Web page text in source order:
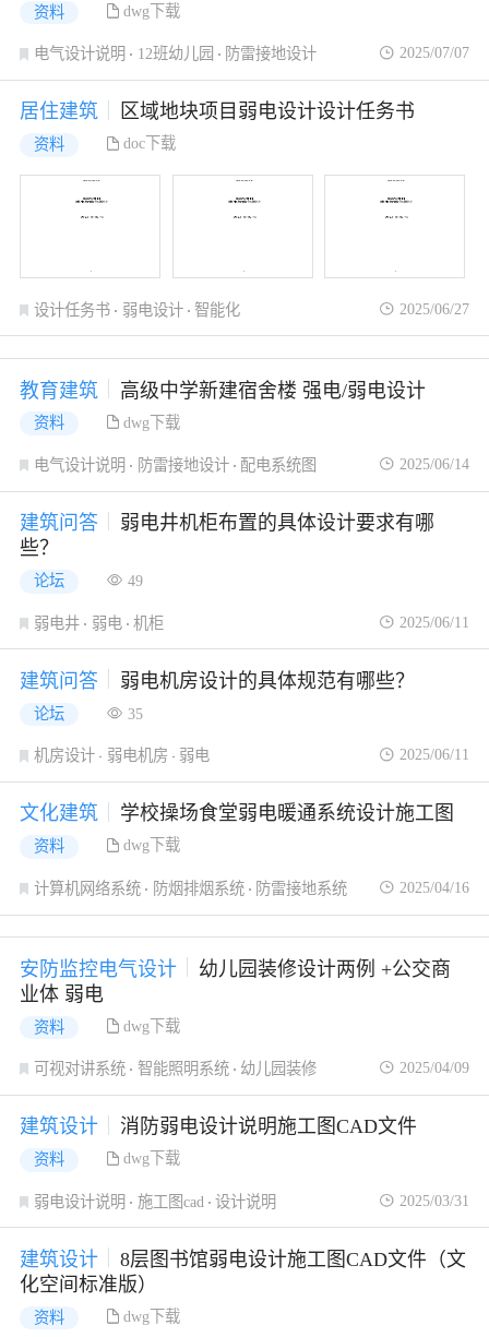
资料 dwg下载
电气设计说明 12班幼儿园 防雷接地设计 2025/07/07
居住建筑 区域地块项目弱电设计设计任务书
资料 doc下载
设计任务书 弱电设计 智能化 2025/06/27
教育建筑 高级中学新建宿舍楼 强电/弱电设计
资料 dwg下载
电气设计说明 防雷接地设计 配电系统图 2025/06/14
建筑问答
弱电井机柜布置的具体设计要求有哪
些？
论坛 49
弱电井 弱电 机柜 2025/06/11
建筑问答 弱电机房设计的具体规范有哪些？
论坛 35
机房设计 弱电机房 弱电 2025/06/11
文化建筑 学校操场食堂弱电暖通系统设计施工图
资料 dwg下载
计算机网络系统 防烟排烟系统 防雷接地系统 2025/04/16
安防监控电气设计
幼儿园装修设计两例 +公交商
业体 弱电
资料 dwg下载
可视对讲系统 智能照明系统 幼儿园装修 2025/04/09
建筑设计 消防弱电设计说明施工图CAD文件
资料 dwg下载
弱电设计说明 施工图cad 设计说明 2025/03/31
建筑设计
8层图书馆弱电设计施工图CAD文件（文
化空间标准版）
资料 dwg下载